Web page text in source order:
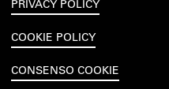
PRIVACY POLICY
COOKIE POLICY
CONSENSO COOKIE